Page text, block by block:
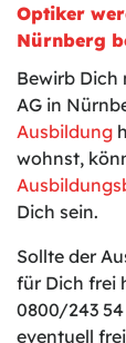
Optiker
Nürnberg
Bewirb Dich
AG in
Ausbildung
wohnst,
Dich sein.
Sollte der
für Dich frei
0800/243
eventuell